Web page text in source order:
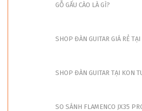
GỖ GẤU CÀO LÀ GÌ?
SHOP ĐÀN GUITAR GIÁ RẺ
SHOP ĐÀN GUITAR TẠI KON
SO SÁNH FLAMENCO JX35